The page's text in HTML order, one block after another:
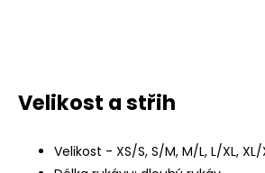
Velikost a střih
Velikost - XS/S, S/M, M/L, L/XL, XL/